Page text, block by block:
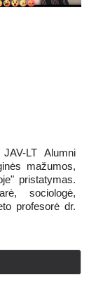
LT Alumni
mažumos,
pristatymas.
sociologė,
profesorė dr.